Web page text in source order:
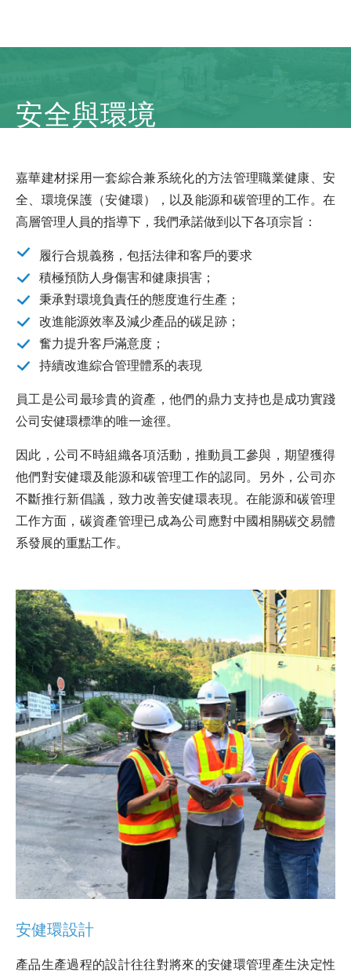
安全與環境
嘉華建材採用一套綜合兼系統化的方法管理職業健康、安
全、環境保護（安健環），以及能源和碳管理的工作。在
高層管理人員的指導下，我們承諾做到以下各項宗旨：
履行合規義務，包括法律和客戶的要求
積極預防人身傷害和健康損害；
秉承對環境負責任的態度進行生產；
改進能源效率及減少產品的碳足跡；
奮力提升客戶滿意度；
持續改進綜合管理體系的表現
員工是公司最珍貴的資產，他們的鼎力支持也是成功實踐
公司安健環標準的唯一途徑。
因此，公司不時組織各項活動，推動員工參與，期望獲得
他們對安健環及能源和碳管理工作的認同。另外，公司亦
不斷推行新倡議，致力改善安健環表現。在能源和碳管理
工作方面，碳資產管理已成為公司應對中國相關碳交易體
系發展的重點工作。
安健環設計
產品生產過程的設計往往對將來的安健環管理產生決定性